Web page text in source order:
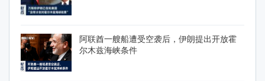
阿联酋一艘船遭受空袭后，伊朗提出开放霍
尔木兹海峡条件